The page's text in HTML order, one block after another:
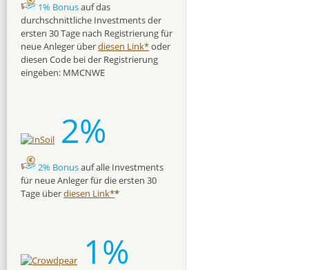
1% Bonusauf das
durchschnittliche Investments der
ersten 30 Tage nach Registrierung für
neue Anleger überdiesen Link*oder
diesen Code bei der Registrierung
eingeben: MMCNWE
2%
2% Bonusauf alle Investments
für neue Anleger für die ersten 30
Tage überdiesen Link**
1%